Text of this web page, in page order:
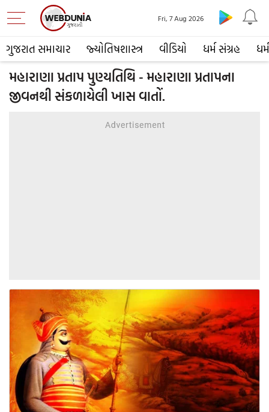
ગુજરાત સમાચાર જ્યોતિષશાસ્ત્ર વીડિયો ધર્મ સંગ્રહ ધર્મ
Fri, 7 Aug 2026
મહારાણા પ્રતાપ પુણ્યતિથિ - મહારાણા પ્રતાપના
જીવનથી સંકળાયેલી ખાસ વાતોં.